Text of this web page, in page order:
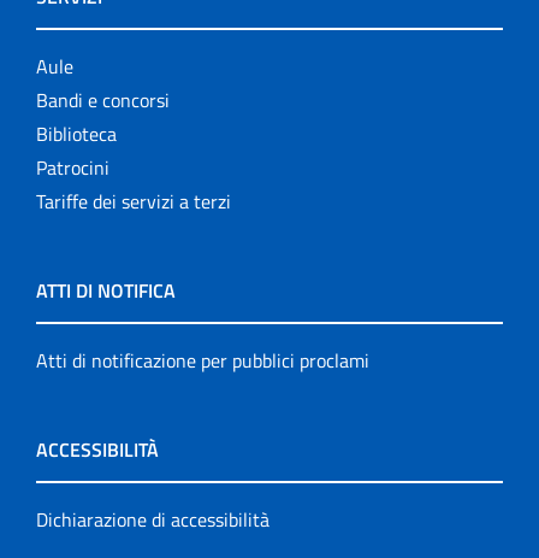
Aule
Bandi e concorsi
Biblioteca
Patrocini
Tariffe dei servizi a terzi
ATTI DI NOTIFICA
Atti di notificazione per pubblici proclami
ACCESSIBILITÀ
Dichiarazione di accessibilità